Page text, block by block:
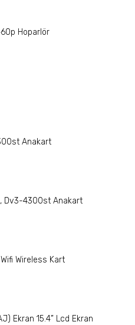
Hoparlör
Anakart
Dv3-4300st Anakart
Wireless Kart
Ekran 15.4” Lcd Ekran